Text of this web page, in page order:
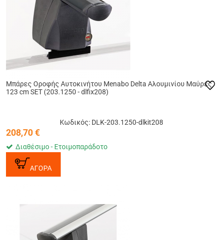
Μπάρες Οροφής Αυτοκινήτου Menabo Delta Αλουμινίου Μαύρες
123 cm SET (203.1250 - dlfix208)
Κωδικός: DLK-203.1250-dlkit208
208,70€
Διαθέσιμο - Ετοιμοπαράδοτο
ΑΓΟΡΑ